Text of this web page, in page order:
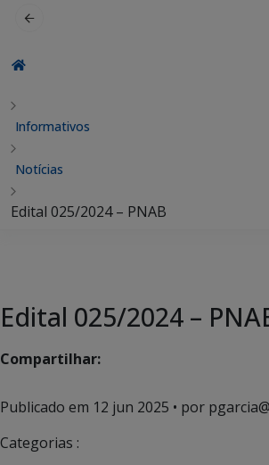
Informativos
Notícias
Edital 025/2024 – PNAB
Edital 025/2024 –
Compartilhar:
Publicado em 12 jun 2025 • por
Categorias :